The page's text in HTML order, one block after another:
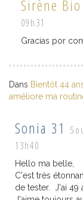
Sirène Bio
09h31
Gracias por
Dans Bientôt 44
améliore ma
Sonia 31
13h40
Hello ma belle,
C'est très
de tester. J'ai 49